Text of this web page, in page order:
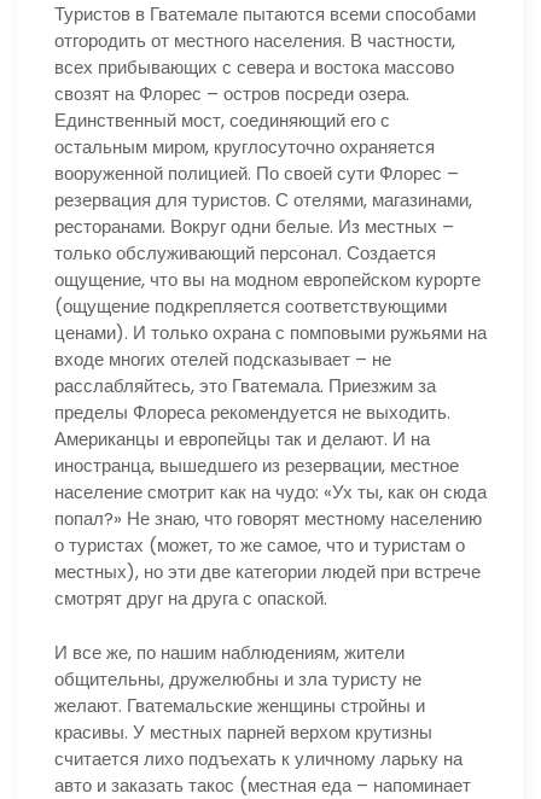
Туристов в Гватемале пытаются всеми способами
отгородить от местного населения. В частности,
всех прибывающих с севера и востока массово
свозят на Флорес – остров посреди озера.
Единственный мост, соединяющий его с
остальным миром, круглосуточно охраняется
вооруженной полицией. По своей сути Флорес –
резервация для туристов. С отелями, магазинами,
ресторанами. Вокруг одни белые. Из местных –
только обслуживающий персонал. Создается
ощущение, что вы на модном европейском курорте
(ощущение подкрепляется соответствующими
ценами). И только охрана с помповыми ружьями на
входе многих отелей подсказывает – не
расслабляйтесь, это Гватемала. Приезжим за
пределы Флореса рекомендуется не выходить.
Американцы и европейцы так и делают. И на
иностранца, вышедшего из резервации, местное
население смотрит как на чудо: «Ух ты, как он сюда
попал?» Не знаю, что говорят местному населению
о туристах (может, то же самое, что и туристам о
местных), но эти две категории людей при встрече
смотрят друг на друга с опаской.
И все же, по нашим наблюдениям, жители
общительны, дружелюбны и зла туристу не
желают. Гватемальские женщины стройны и
красивы. У местных парней верхом крутизны
считается лихо подъехать к уличному ларьку на
авто и заказать такос (местная еда – напоминает